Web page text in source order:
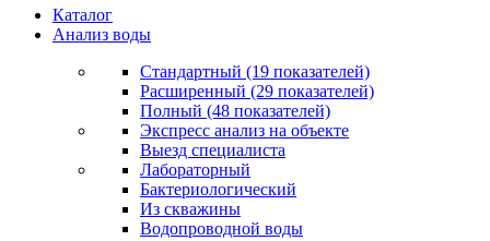
Каталог
Анализ воды
Стандартный (19 показателей)
Расширенный (29 показателей)
Полный (48 показателей)
Экспресс анализ на объекте
Выезд специалиста
Лабораторный
Бактериологический
Из скважины
Водопроводной воды